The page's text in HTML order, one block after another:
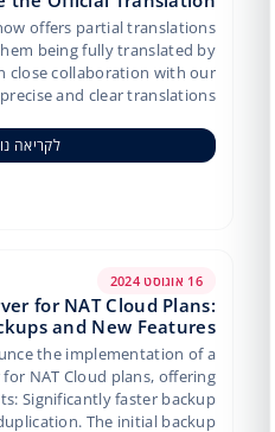
offers partial translations
being fully translated by
close collaboration with our
and clear translations
לקריאה
16 אוגוסט 2024
for NAT Cloud Plans:
and New Features
the implementation of a
NAT Cloud plans, offering
The initial backup